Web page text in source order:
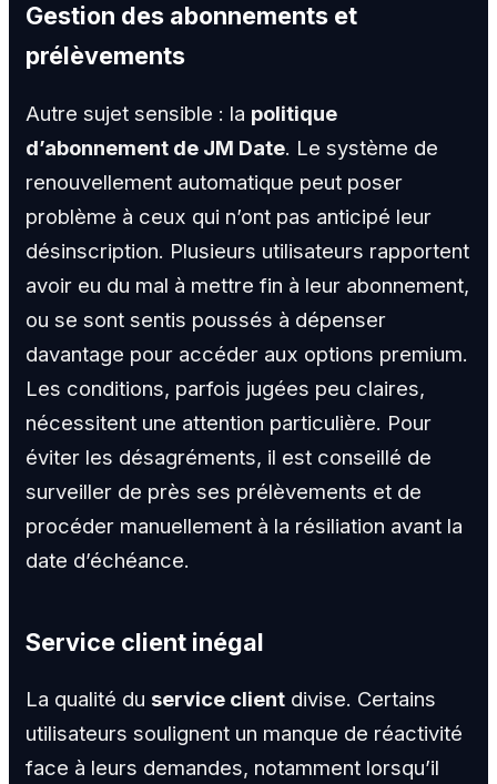
Gestion des abonnements et
prélèvements
Autre sujet sensible : la politique
d’abonnement de JM Date. Le système de
renouvellement automatique peut poser
problème à ceux qui n’ont pas anticipé leur
désinscription. Plusieurs utilisateurs rapportent
avoir eu du mal à mettre fin à leur abonnement,
ou se sont sentis poussés à dépenser
davantage pour accéder aux options premium.
Les conditions, parfois jugées peu claires,
nécessitent une attention particulière. Pour
éviter les désagréments, il est conseillé de
surveiller de près ses prélèvements et de
procéder manuellement à la résiliation avant la
date d’échéance.
Service client inégal
La qualité du service client divise. Certains
utilisateurs soulignent un manque de réactivité
face à leurs demandes, notamment lorsqu’il